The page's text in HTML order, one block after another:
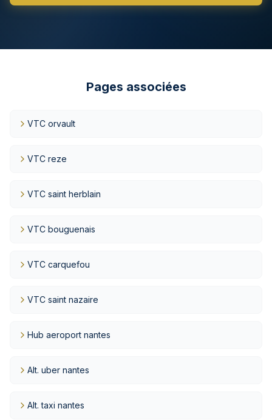
Pages associées
VTC orvault
VTC reze
VTC saint herblain
VTC bouguenais
VTC carquefou
VTC saint nazaire
Hub aeroport nantes
Alt. uber nantes
Alt. taxi nantes